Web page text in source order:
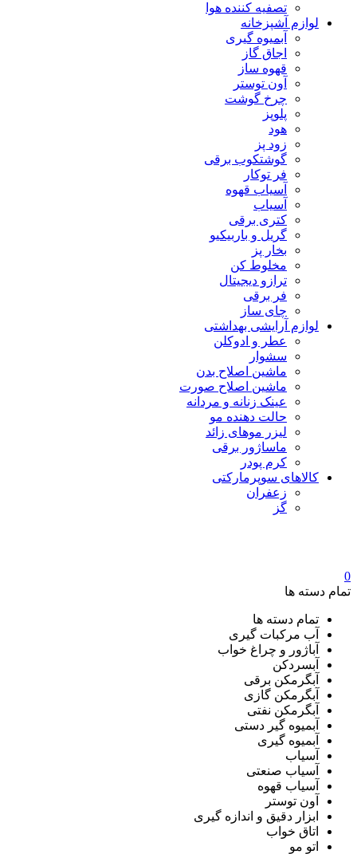
تصفیه کننده هوا
لوازم آشپزخانه
آبمیوه گیری
اجاق گاز
قهوه ساز
آون توستر
چرخ گوشت
پلوپز
هود
زود پز
گوشتکوب برقی
فر توکار
آسیاب قهوه
آسیاب
کتری برقی
گریل و باربیکیو
بخار پز
مخلوط کن
ترازو دیجیتال
فر برقی
چای ساز
لوازم آرایشی بهداشتی
عطر و ادوکلن
سشوار
ماشین اصلاح بدن
ماشین اصلاح صورت
عینک زنانه و مردانه
حالت دهنده مو
لیزر موهای زائد
ماساژور برقی
کرم پودر
کالاهای سوپرمارکتی
زعفران
گز
0
تمام دسته ها
تمام دسته ها
آب مرکبات گیری
آباژور و چراغ خواب
آبسردکن
آبگرمکن برقی
آبگرمکن گازی
آبگرمکن نفتی
آبمیوه گیر دستی
آبمیوه گیری
آسیاب
آسیاب صنعتی
آسیاب قهوه
آون توستر
ابزار دقیق و اندازه گیری
اتاق خواب
اتو مو